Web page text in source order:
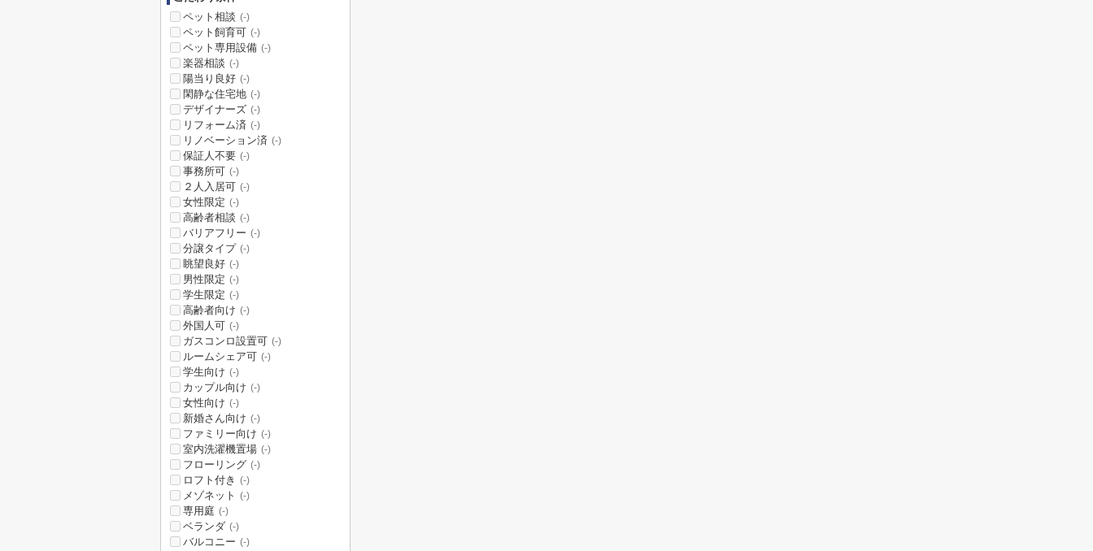
ペット相談 (-)
ペット飼育可 (-)
ペット専用設備 (-)
楽器相談 (-)
陽当り良好 (-)
閑静な住宅地 (-)
デザイナーズ (-)
リフォーム済 (-)
リノベーション済 (-)
保証人不要 (-)
事務所可 (-)
２人入居可 (-)
女性限定 (-)
高齢者相談 (-)
バリアフリー (-)
分譲タイプ (-)
眺望良好 (-)
男性限定 (-)
学生限定 (-)
高齢者向け (-)
外国人可 (-)
ガスコンロ設置可 (-)
ルームシェア可 (-)
学生向け (-)
カップル向け (-)
女性向け (-)
新婚さん向け (-)
ファミリー向け (-)
室内洗濯機置場 (-)
フローリング (-)
ロフト付き (-)
メゾネット (-)
専用庭 (-)
ベランダ (-)
バルコニー (-)